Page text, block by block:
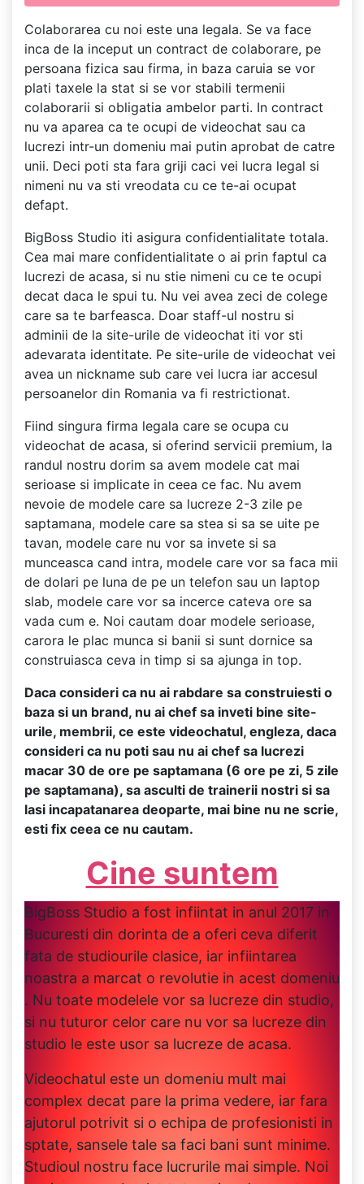
Colaborarea cu noi este una legala. Se va face
inca de la inceput un contract de colaborare, pe
persoana fizica sau firma, in baza caruia se vor
plati taxele la stat si se vor stabili termenii
colaborarii si obligatia ambelor parti. In contract
nu va aparea ca te ocupi de videochat sau ca
lucrezi intr-un domeniu mai putin aprobat de catre
unii. Deci poti sta fara griji caci vei lucra legal si
nimeni nu va sti vreodata cu ce te-ai ocupat
defapt.
BigBoss Studio iti asigura confidentialitate totala.
Cea mai mare confidentialitate o ai prin faptul ca
lucrezi de acasa, si nu stie nimeni cu ce te ocupi
decat daca le spui tu. Nu vei avea zeci de colege
care sa te barfeasca. Doar staff-ul nostru si
adminii de la site-urile de videochat iti vor sti
adevarata identitate. Pe site-urile de videochat vei
avea un nickname sub care vei lucra iar accesul
persoanelor din Romania va fi restrictionat.
Fiind singura firma legala care se ocupa cu
videochat de acasa, si oferind servicii premium, la
randul nostru dorim sa avem modele cat mai
serioase si implicate in ceea ce fac. Nu avem
nevoie de modele care sa lucreze 2-3 zile pe
saptamana, modele care sa stea si sa se uite pe
tavan, modele care nu vor sa invete si sa
munceasca cand intra, modele care vor sa faca mii
de dolari pe luna de pe un telefon sau un laptop
slab, modele care vor sa incerce cateva ore sa
vada cum e. Noi cautam doar modele serioase,
carora le plac munca si banii si sunt dornice sa
construiasca ceva in timp si sa ajunga in top.
Daca consideri ca nu ai rabdare sa construiesti o
baza si un brand, nu ai chef sa inveti bine site-
urile, membrii, ce este videochatul, engleza, daca
consideri ca nu poti sau nu ai chef sa lucrezi
macar 30 de ore pe saptamana (6 ore pe zi, 5 zile
pe saptamana), sa asculti de trainerii nostri si sa
lasi incapatanarea deoparte, mai bine nu ne scrie,
esti fix ceea ce nu cautam.
Cine suntem
BigBoss Studio a fost infiintat in anul 2017 in
Bucuresti din dorinta de a oferi ceva diferit
fata de studiourile clasice, iar infiintarea
noastra a marcat o revolutie in acest domeniu
. Nu toate modelele vor sa lucreze din studio,
si nu tuturor celor care nu vor sa lucreze din
studio le este usor sa lucreze de acasa.
Videochatul este un domeniu mult mai
complex decat pare la prima vedere, iar fara
ajutorul potrivit si o echipa de profesionisti in
sptate, sansele tale sa faci bani sunt minime.
Studioul nostru face lucrurile mai simple. Noi